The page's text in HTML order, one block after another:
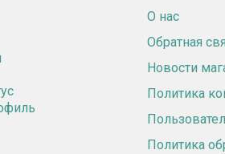
О нас
Обратная
Новости
Политика
Политика